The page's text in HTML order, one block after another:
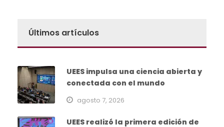
Últimos artículos
UEES impulsa una ciencia abierta y
conectada con el mundo
agosto 7, 2026
UEES realizó la primera edición de